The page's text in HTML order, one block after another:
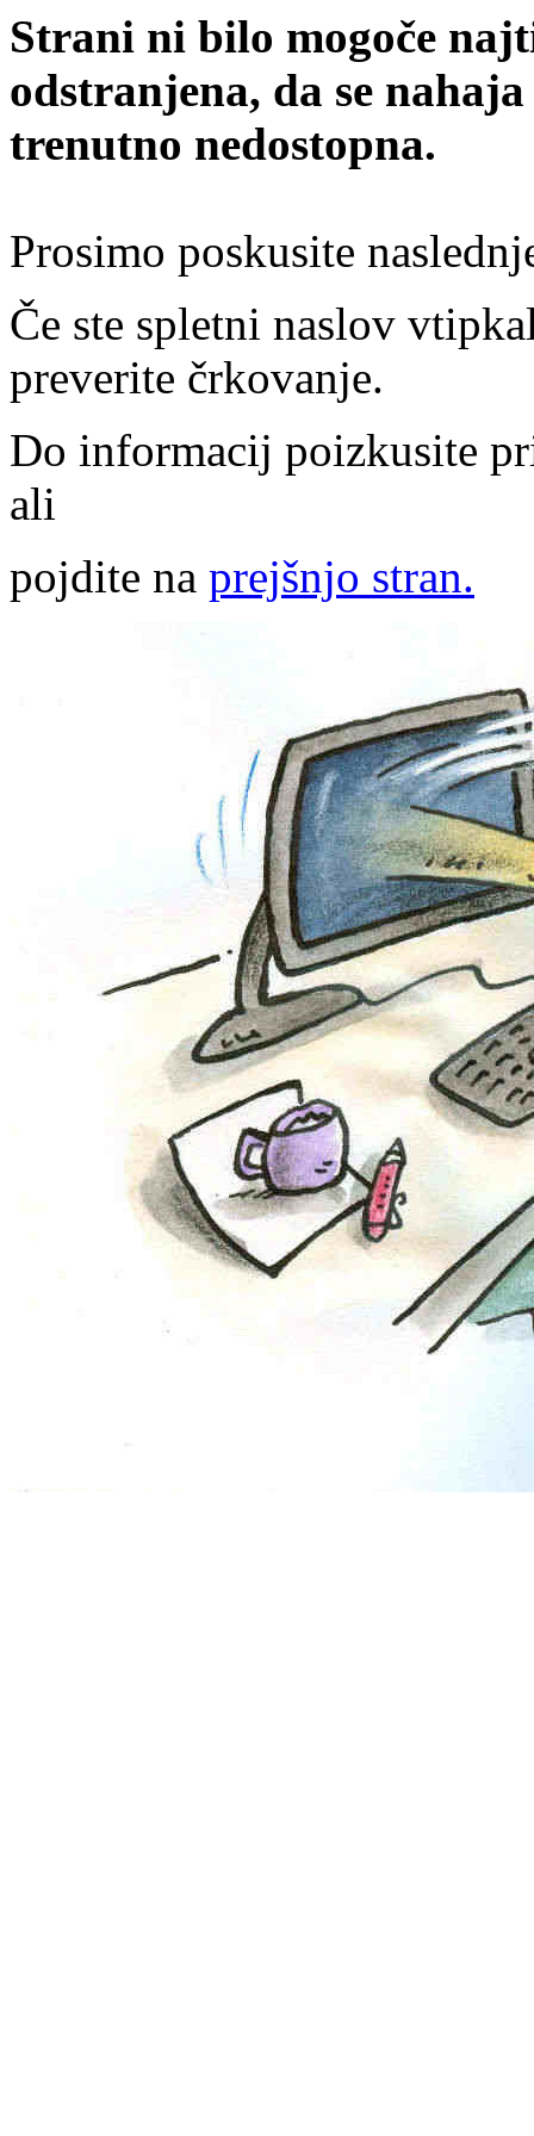
Strani ni bilo mogoče
odstranjena, da se
trenutno nedostopna.
Prosimo poskusite
Če ste spletni naslov
preverite črkovanje.
Do informacij poizkusite
ali
pojdite na prejšnjo stran.